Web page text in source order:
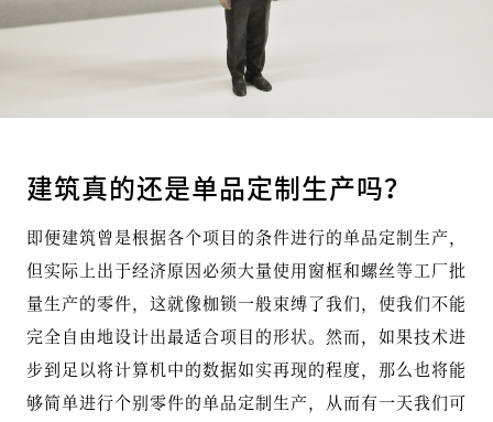
建筑真的还是单品定制生产吗？
即便建筑曾是根据各个项目的条件进行的单品定制生产，
但实际上出于经济原因必须大量使用窗框和螺丝等工厂批
量生产的零件，这就像枷锁一般束缚了我们，使我们不能
完全自由地设计出最适合项目的形状。然而，如果技术进
步到足以将计算机中的数据如实再现的程度，那么也将能
够简单进行个别零件的单品定制生产，从而有一天我们可